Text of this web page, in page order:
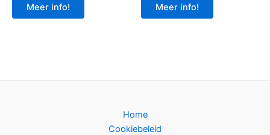
Meer info! Meer info!
Home
Cookiebeleid